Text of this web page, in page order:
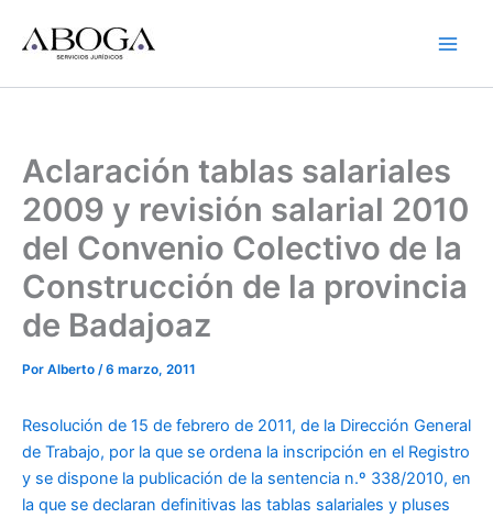
contenido
Aclaración tablas salariales
2009 y revisión salarial 2010
del Convenio Colectivo de la
Construcción de la provincia
de Badajoaz
Por Alberto /6 marzo, 2011
Resolución de 15 de febrero de 2011, de la Dirección General
de Trabajo, por la que se ordena la inscripción en el Registro
y se dispone la publicación de la sentencia n.º 338/2010, en
la que se declaran definitivas las tablas salariales y pluses